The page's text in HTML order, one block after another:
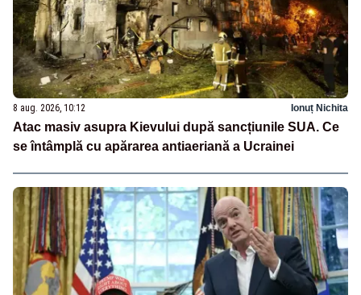
8 aug. 2026, 10:12 Ionuț Nichita
Atac masiv asupra Kievului după sancțiunile SUA. Ce
se întâmplă cu apărarea antiaeriană a Ucrainei